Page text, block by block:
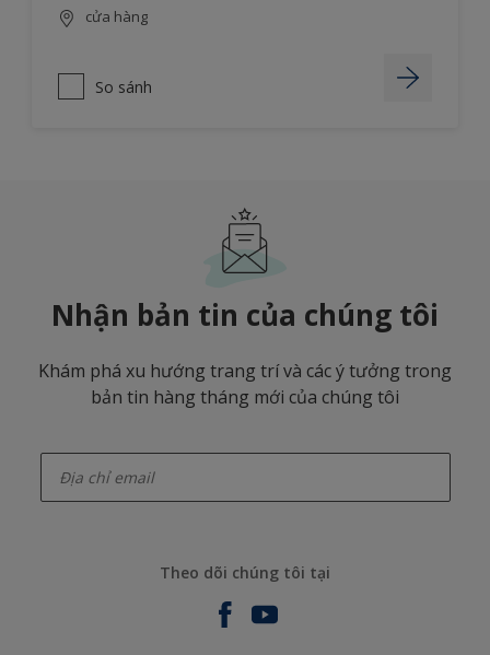
cửa hàng
So sánh
Nhận bản tin của chúng tôi
Khám phá xu hướng trang trí và các ý tưởng trong
bản tin hàng tháng mới của chúng tôi
Theo dõi chúng tôi tại